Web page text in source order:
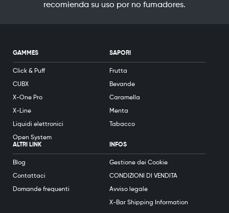
recomienda su uso por no fumadores.
GAMMES
Click & Puff
CUBX
X-One Pro
X-Line
Liquidi elettronici
Open System
SAPORI
Frutta
Bevande
Caramella
Menta
Tabacco
ALTRI LINK
Blog
Contattaci
Domande frequenti
INFOS
Gestione dei Cookie
CONDIZIONI DI VENDITA
Avviso legale
X-Bar Shipping Information